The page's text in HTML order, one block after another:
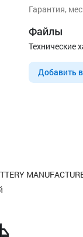
Гарантия,
Файлы
Технические
Добавить